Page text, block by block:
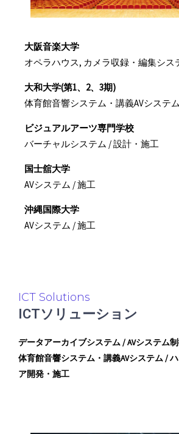
大阪音楽大学
オペラハウス, カメラ収録・編集シス
大和大学(第1、2、3期)
体育館音響システム・講義AVシステ
ビジュアルアーツ専門学校
バーチャルシステム / 設計・施工
国士舘大学
AVシステム / 施工
沖縄国際大学
AVシステム / 施工
ICT Solutions
ICTソリューション
データアーカイブシステム / AVシステム
体育館音響システム・講義AVシステム /
ア開発・施工